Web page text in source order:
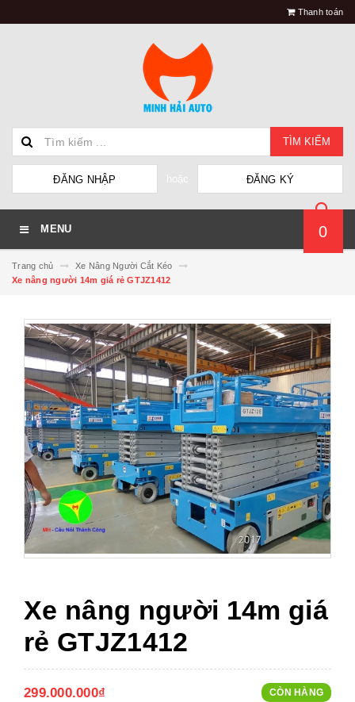
Thanh toán
TÌM KIẾM
ĐĂNG NHẬP hoặc ĐĂNG KÝ
MENU 0
Trang chủ
Xe Nâng Người Cắt Kéo
Xe nâng người 14m giá rẻ GTJZ1412
Xe nâng người 14m giá
rẻ GTJZ1412
299.000.000₫ CÒN HÀNG